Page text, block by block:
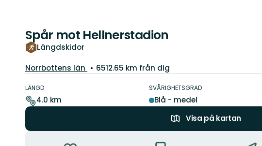
Spår mot Hellnerstadion
Längdskidor
Län:
Norrbottens län 6512.65 km från dig
om
leden
LÄNGD
4.0 km
SVÅRIGHETSGRAD
Blå - medel
Visa på kartan